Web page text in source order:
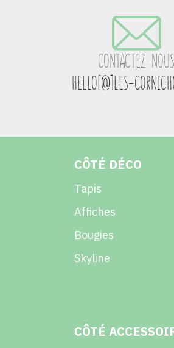
CONTACTEZ-NOUS
HELLO[@]LES-
CÔTÉ DÉCO
Tapis
Affiches
Bougies
Skyline
CÔTÉ